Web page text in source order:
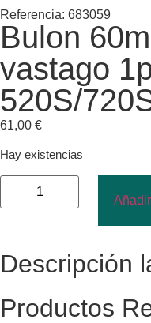
Referencia: 683059
Bulon
vastago
520S/
61,00 €
Hay existencias
Descripción
Productos